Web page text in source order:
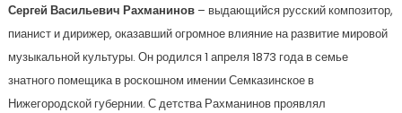
Сергей Васильевич Рахманинов– выдающийся русский композитор,
пианист и дирижер, оказавший огромное влияние на развитие мировой
музыкальной культуры. Он родился 1 апреля 1873 года в семье
знатного помещика в роскошном имении Семказинское в
Нижегородской губернии. С детства Рахманинов проявлял